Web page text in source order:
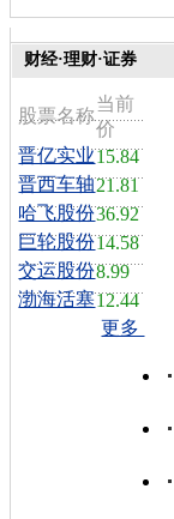
财经·理财·证券
股票名称
当前
价
晋亿实业15.84
晋西车轴21.81
哈飞股份36.92
巨轮股份14.58
交运股份8.99
渤海活塞12.44
更多